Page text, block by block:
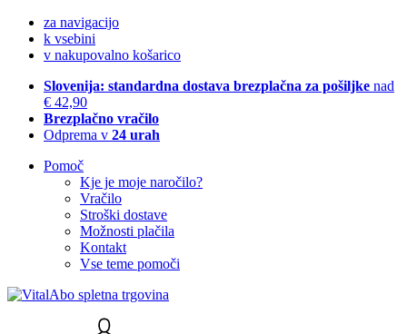
za navigacijo
k vsebini
v nakupovalno košarico
Slovenija: standardna dostava brezplačna za pošiljke nad
€ 42,90
Brezplačno vračilo
Odprema v 24 urah
Pomoč
Kje je moje naročilo?
Vračilo
Stroški dostave
Možnosti plačila
Kontakt
Vse teme pomoči